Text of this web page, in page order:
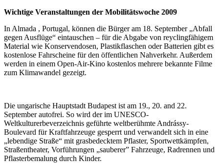
Wichtige Veranstaltungen der Mobilitätswoche 2009
In Almada , Portugal, können die Bürger am 18. September „Abfall
gegen Ausflüge“ eintauschen – für die Abgabe von reyclingfähigem
Material wie Konservendosen, Plastikflaschen oder Batterien gibt es
kostenlose Fahrscheine für den öffentlichen Nahverkehr. Außerdem
werden in einem Open-Air-Kino kostenlos mehrere bekannte Filme
zum Klimawandel gezeigt.
Die ungarische Hauptstadt Budapest ist am 19., 20. and 22.
September autofrei. So wird der im UNESCO-
Weltkulturerbeverzeichnis geführte weltberühmte Andrássy-
Boulevard für Kraftfahrzeuge gesperrt und verwandelt sich in eine
„lebendige Straße“ mit grasbedecktem Pflaster, Sportwettkämpfen,
Straßentheater, Vorführungen „sauberer” Fahrzeuge, Radrennen und
Pflasterbemalung durch Kinder.